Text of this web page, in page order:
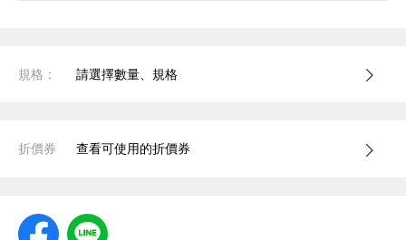
規格： 請選擇數量、規格
折價券 查看可使用的折價券